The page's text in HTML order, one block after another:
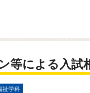
等による入試
祉学科